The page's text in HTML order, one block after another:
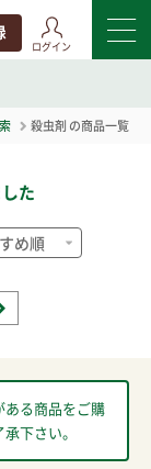
ログイン
殺虫剤 の商品一覧
た
ある商品をご購
下さい。